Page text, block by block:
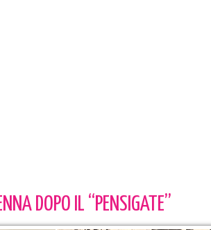
DOPO IL “PENSIGATE”